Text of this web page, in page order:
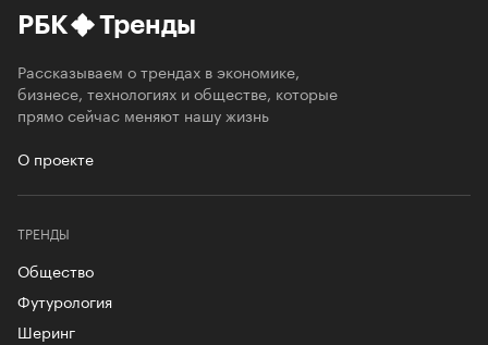
РБК Тренды
Рассказываем о трендах в экономике,
бизнесе, технологиях и обществе, которые
прямо сейчас меняют нашу жизнь
О проекте
ТРЕНДЫ
Общество
Футурология
Шеринг